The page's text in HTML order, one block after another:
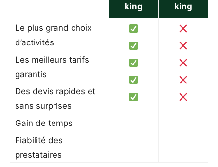
king
king
Le plus grand choix
d’activités
Les meilleurs tarifs
garantis
Des devis rapides et
sans surprises
Gain de temps
Fiabilité des
prestataires